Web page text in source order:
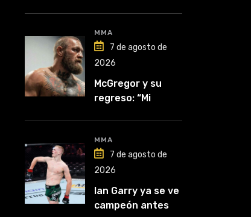
MMA
7 de agosto de
2026
McGregor y su
regreso: “Mi
MMA
7 de agosto de
2026
Ian Garry ya se ve
campeón antes